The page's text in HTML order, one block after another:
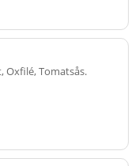
Oxfilé, Tomatsås.